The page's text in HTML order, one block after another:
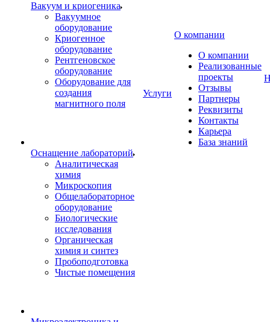
Вакуум и криогеника
Вакуумное
оборудование
Криогенное
оборудование
Рентгеновское
оборудование
Оборудование для
создания
магнитного поля
Оснащение лабораторий
Аналитическая
химия
Микроскопия
Общелабораторное
оборудование
Биологические
исследования
Органическая
химия и синтез
Пробоподготовка
Чистые помещения
Услуги
О компании
О компании
Реализованные
проекты
Отзывы
Партнеры
Реквизиты
Контакты
Карьера
База знаний